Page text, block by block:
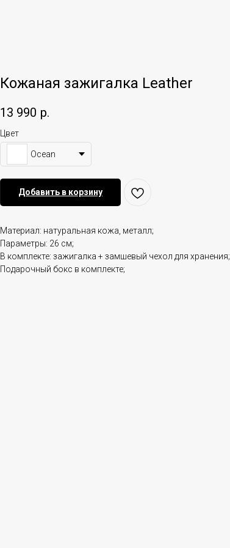
Кожаная зажигалка Leather
13 990 р.
Цвет
Ocean
Добавить в корзину
Материал: натуральная кожа, металл;
Параметры: 26 см;
В комплекте: зажигалка + замшевый чехол для хранения;
Подарочный бокс в комплекте;